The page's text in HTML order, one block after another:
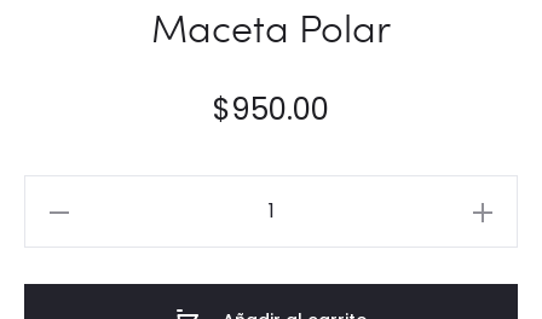
Maceta Polar
$950.00